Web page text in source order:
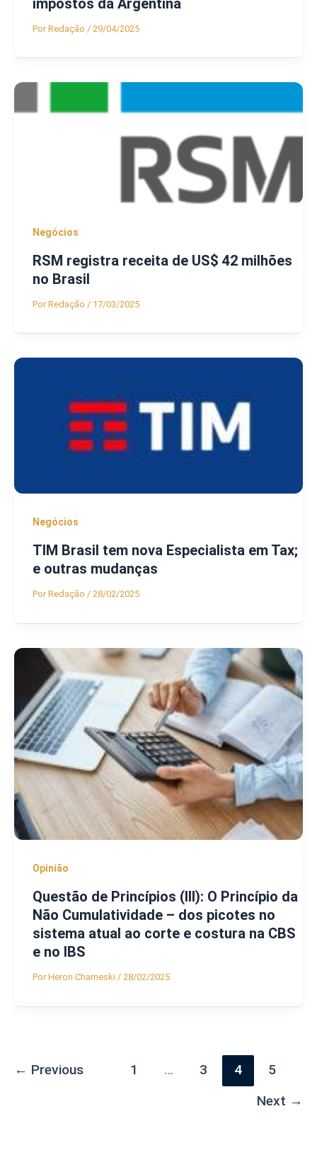
PorRedação / 29/04/2025
Negócios
RSM registra receita de US$ 42 milhões
no Brasil
PorRedação / 17/03/2025
Negócios
TIM Brasil tem nova Especialista em Tax;
e outras mudanças
PorRedação / 28/02/2025
Opinião
Questão de Princípios (III): O Princípio da
Não Cumulatividade – dos picotes no
sistema atual ao corte e costura na CBS
e no IBS
PorHeron Charneski / 28/02/2025
← Previous 1 … 3 4
5
Next →